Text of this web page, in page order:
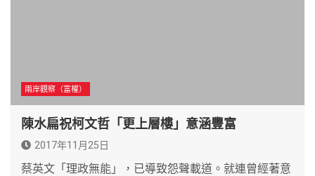
兩岸觀察（富權）
陳水扁祝柯文哲「更上層樓」意涵豐富
2017年11月25日
蔡英文「理政無能」，已導致怨聲載道。就連曾經著意